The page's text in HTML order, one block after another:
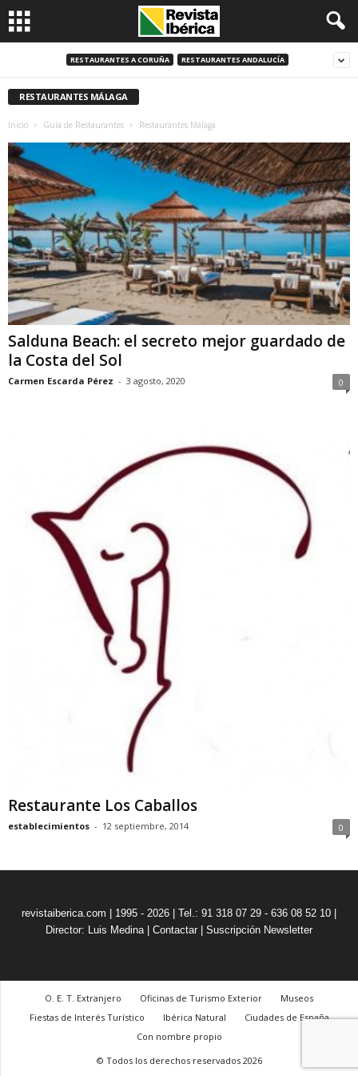
RESTAURANTES A CORUÑA RESTAURANTES ANDALUCÍA
RESTAURANTES MÁLAGA
Inicio Guía de Restaurantes Restaurantes Málaga
Salduna Beach: el secreto mejor guardado de
la Costa del Sol
Carmen Escarda Pérez - 3 agosto, 2020 0
Restaurante Los Caballos
establecimientos - 12 septiembre, 2014 0
revistaiberica.com | 1995 - 2026 | Tel.: 91 318 07 29 - 636 08 52 10 |
Director: Luis Medina | Contactar | Suscripción Newsletter
O. E. T. Extranjero Oficinas de Turismo Exterior
Museos
Fiestas de Interés Turístico
Ibérica Natural
Ciudades de España
Con nombre propio
© Todos los derechos reservados 2026